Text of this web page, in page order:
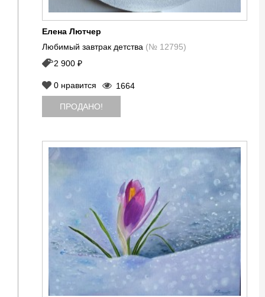
Елена Лютчер
Любимый завтрак детства (№ 12795)
2 900 ₽
0 нравится 1664
ПРОДАНО!